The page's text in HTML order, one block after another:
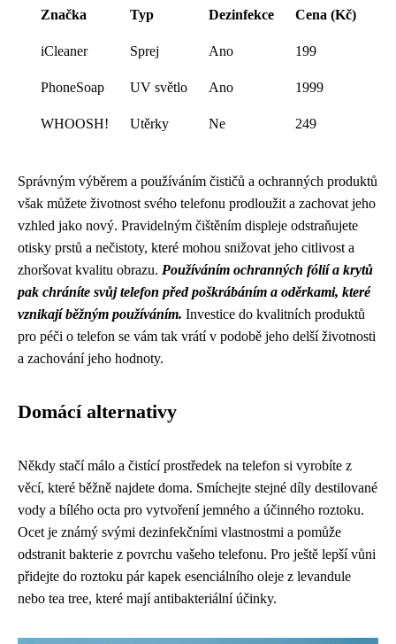
Značka Typ Dezinfekce Cena (Kč)
iCleaner Sprej Ano 199
PhoneSoap UV světlo Ano 1999
WHOOSH! Utěrky Ne 249
Správným výběrem a používáním čističů a ochranných produktů
však můžete životnost svého telefonu prodloužit a zachovat jeho
vzhled jako nový. Pravidelným čištěním displeje odstraňujete
otisky prstů a nečistoty, které mohou snižovat jeho citlivost a
zhoršovat kvalitu obrazu. Používáním ochranných fólií a krytů
pak chráníte svůj telefon před poškrábáním a oděrkami, které
vznikají běžným používáním. Investice do kvalitních produktů
pro péči o telefon se vám tak vrátí v podobě jeho delší životnosti
a zachování jeho hodnoty.
Domácí alternativy
Někdy stačí málo a čistící prostředek na telefon si vyrobíte z
věcí, které běžně najdete doma. Smíchejte stejné díly destilované
vody a bílého octa pro vytvoření jemného a účinného roztoku.
Ocet je známý svými dezinfekčními vlastnostmi a pomůže
odstranit bakterie z povrchu vašeho telefonu. Pro ještě lepší vůni
přidejte do roztoku pár kapek esenciálního oleje z levandule
nebo tea tree, které mají antibakteriální účinky.